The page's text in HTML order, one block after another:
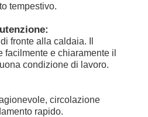
tempestivo.
fronte alla caldaia. Il
e chiaramente il
condizione di lavoro.
circolazione
rapido.